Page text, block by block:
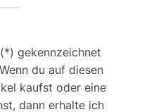
gekennzeichnet
du auf diesen
kaufst oder eine
dann erhalte ich